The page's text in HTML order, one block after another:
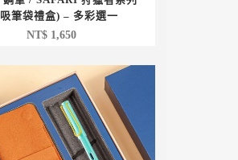
筆袋禮盒) – 多彩選一
NT$ 1,650